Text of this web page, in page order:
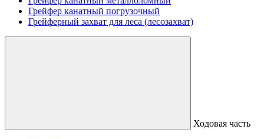
Грейфер канатный погрузочный
Грейферный захват для леса (лесозахват)
Ходовая часть